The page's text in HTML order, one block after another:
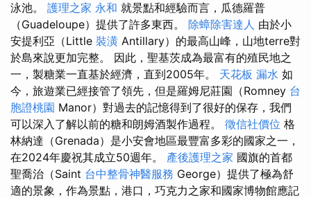
泳池。 護理之家 永和 就景點和經驗而言，瓜德羅普
（Guadeloupe）提供了許多東西。 除蟑除害達人 由於小
安提利亞（Little 裝潢 Antillary）的最高山峰，山地terre對
於島來說更加完整。 因此，聖基茨成為最富有的殖民地之
一，製糖業一直基於經濟，直到2005年。 天花板 漏水 如
今，旅遊業已經接管了領先，但是羅姆尼莊園（Romney 台
胞證桃園 Manor）對過去的記憶得到了很好的保存，我們
可以深入了解以前的糖和朗姆酒製作過程。 徵信社價位 格
林納達（Grenada）是小安會地區最豐富多彩的國家之一，
在2024年慶祝其成立50週年。 產後護理之家 國旗的首都
聖喬治（Saint 台中整骨神醫服務 George）提供了極為舒
適的景象，作為景點，港口，巧克力之家和國家博物館應記